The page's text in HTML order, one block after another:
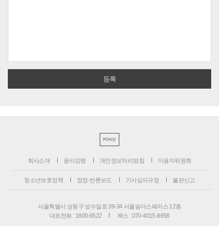
PC버전
회사소개 윤리강령 개인정보처리방침 이용자위원회
청소년보호정책 정정·반론보도 기사심의규정 불편신고
서울특별시 성동구 성수일로 39-34 서울숲더스페이스 12층
대표전화 : 1800-6522
팩스 : 070-4015-8658